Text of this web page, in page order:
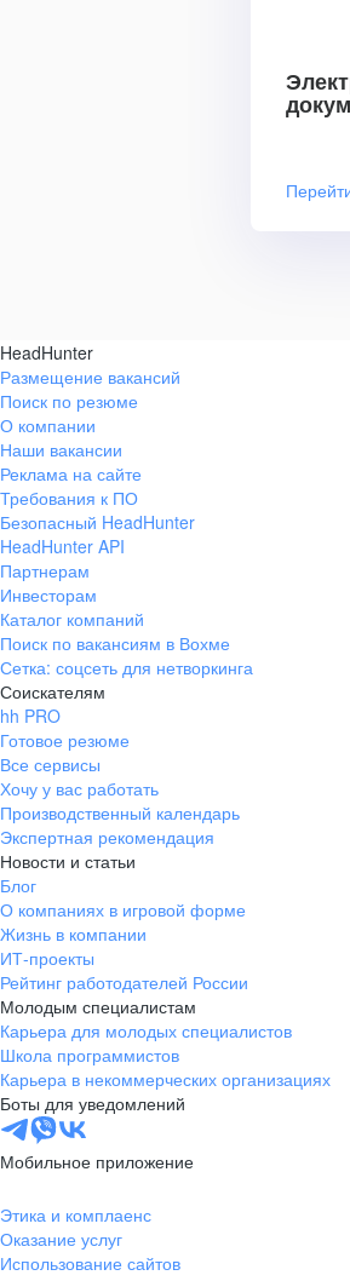
HeadHunter
Размещение вакансий
Поиск по резюме
О компании
Наши вакансии
Реклама на сайте
Требования к ПО
Безопасный HeadHunter
HeadHunter API
Партнерам
Инвесторам
Каталог компаний
Поиск по вакансиям в Вохме
Сетка: соцсеть для нетворкинга
Соискателям
hh PRO
Готовое резюме
Все сервисы
Хочу у вас работать
Производственный календарь
Экспертная рекомендация
Новости и статьи
Блог
О компаниях в игровой форме
Жизнь в компании
ИТ-проекты
Рейтинг работодателей России
Молодым специалистам
Карьера для молодых специалистов
Школа программистов
Карьера в некоммерческих организациях
Боты для уведомлений
Мобильное приложение
Этика и комплаенс
Оказание услуг
Использование сайтов